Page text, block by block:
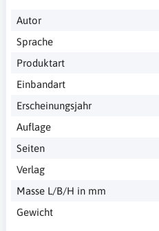
Autor
Sprache
Produktart
Einbandart
Erscheinungsjahr
Auflage
Seiten
Verlag
Masse L/B/H in mm
Gewicht